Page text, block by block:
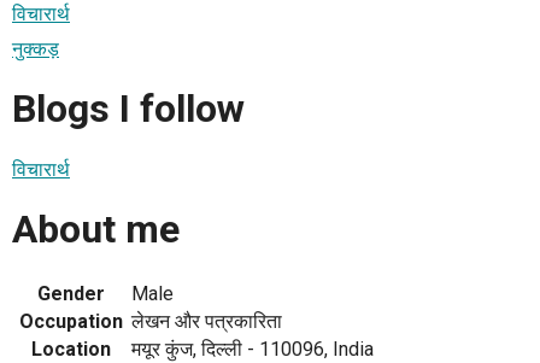
विचारार्थ
नुक्कड़
Blogs I follow
विचारार्थ
About me
Gender
Male
Occupation लेखन और पत्रकारिता
Location
मयूर कुंज, दिल्ली - 110096, India